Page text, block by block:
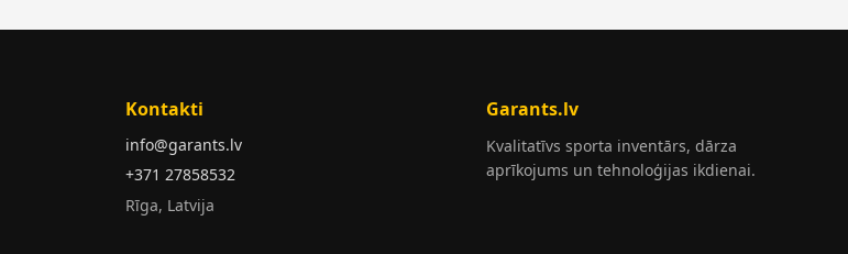
Kontakti
info@garants.lv
+371 27858532
Rīga, Latvija
Garants.lv
Kvalitatīvs sporta inventārs, dārza
aprīkojums un tehnoloģijas ikdienai.